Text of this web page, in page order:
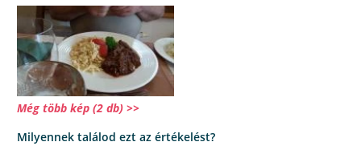
Még több kép (2 db) >>
Milyennek találod ezt az értékelést?